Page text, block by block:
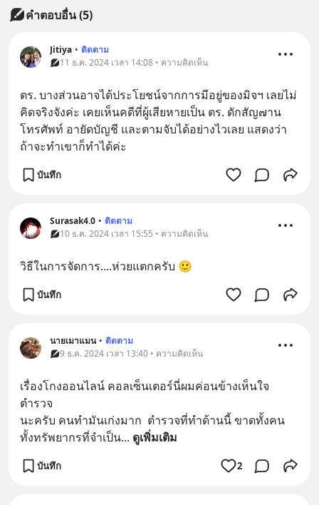
คำตอบอื่น(5)
Jitiya • ติดตาม
11 ธ.ค. 2024 เวลา 14:08 • ความคิดเห็น
ตร. บางส่วนอาจได้ประโยชน์จากการมีอยู่ของมิจฯ เลยไม่
คิดจริงจังค่ะ เคยเห็นคดีที่ผู้เสียหายเป็น ตร. ดักสัญ๗าน
โทรศัพท์ อายัดบัญชี และตามจับได้อย่างไวเลย แสดงว่า
ถ้าจะทำเขาก็ทำได้ค่ะ
บันทึก
Surasak4.0 • ติดตาม
10 ธ.ค. 2024 เวลา 15:55 • ความคิดเห็น
วิธีในการจัดการ....ห่วยแตกครับ 🙂
บันทึก
นายเมาแมน • ติดตาม
9 ธ.ค. 2024 เวลา 13:40 • ความคิดเห็น
เรื่องโกงออนไลน์ คอลเซ็นเตอร์นี่ผมค่อนข้างเห็นใจ
ตำรวจ
นะครับ คนทำมันเก่งมาก  ตำรวจที่ทำด้านนี้ ขาดทั้งคน
ทั้งทรัพยากรที่จำเป็น... ดูเพิ่มเติม
บันทึก 2